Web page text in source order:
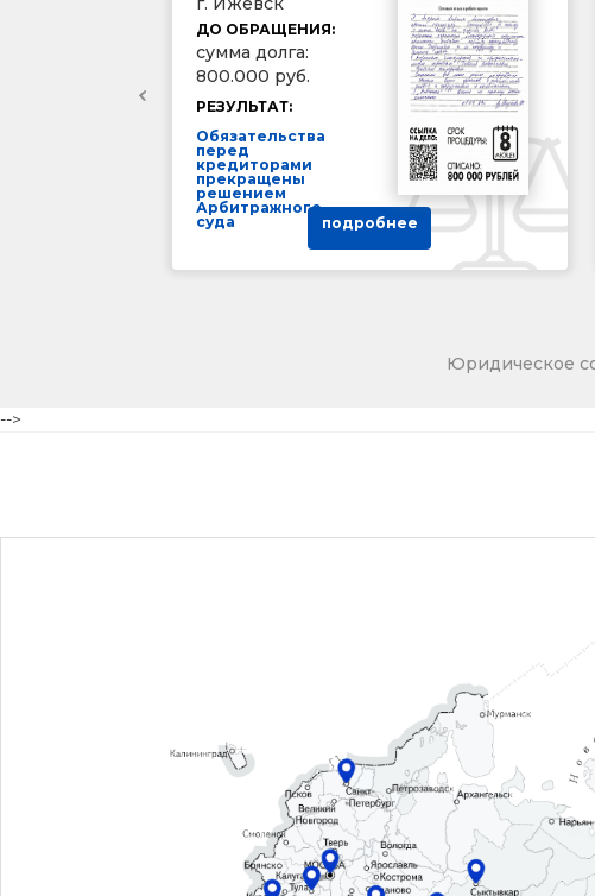
ДО ОБРАЩЕНИЯ:
сумма долга:
800.000 руб.
РЕЗУЛЬТАТ:
Обязательства
перед
кредиторами
прекращены
решением
Арбитражного
суда
подробнее
Юридическое
-->